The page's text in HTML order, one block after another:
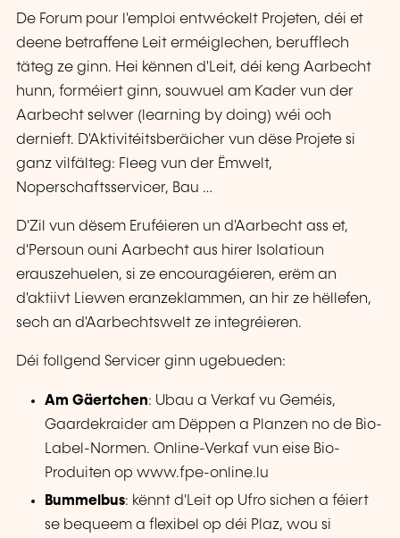
De Forum pour l'emploi entwéckelt Projeten, déi et
deene betraffene Leit erméiglechen, berufflech
täteg ze ginn. Hei kënnen d'Leit, déi keng Aarbecht
hunn, forméiert ginn, souwuel am Kader vun der
Aarbecht selwer (learning by doing) wéi och
dernieft. D'Aktivitéitsberäicher vun dëse Projete si
ganz vilfälteg: Fleeg vun der Ëmwelt,
Noperschaftsservicer, Bau …
D'Zil vun dësem Eruféieren un d'Aarbecht ass et,
d'Persoun ouni Aarbecht aus hirer Isolatioun
erauszehuelen, si ze encouragéieren, erëm an
d'aktiivt Liewen eranzeklammen, an hir ze hëllefen,
sech an d'Aarbechtswelt ze integréieren.
Déi follgend Servicer ginn ugebueden:
Am Gäertchen: Ubau a Verkaf vu Geméis,
Gaardekraider am Dëppen a Planzen no de Bio-
Label-Normen. Online-Verkaf vun eise Bio-
Produiten op www.fpe-online.lu
Bummelbus: kënnt d'Leit op Ufro sichen a féiert
se bequeem a flexibel op déi Plaz, wou si